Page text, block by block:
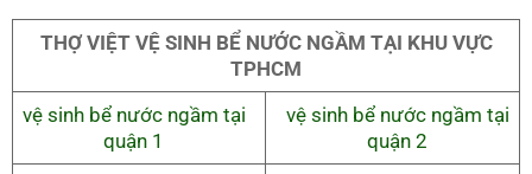
THỢ VIỆT VỆ SINH BỂ NƯỚC NGẦM TẠI KHU VỰC
TPHCM
vệ sinh bể nước ngầm tại
quận 1
vệ sinh bể nước ngầm tại
quận 2